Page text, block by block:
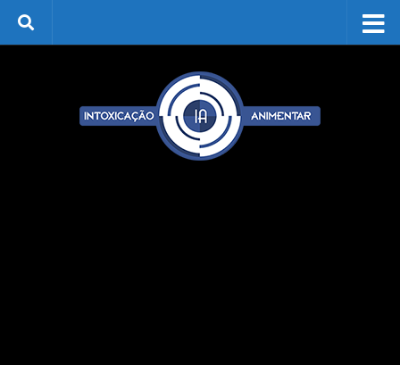
Skip to content